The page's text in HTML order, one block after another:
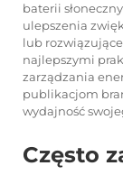
baterii
ulepszenia
lub
najlepszymi
zarządzania
publikacjom
wydajność
Często